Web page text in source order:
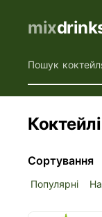
mix
Пошук
Сортування
Популярні